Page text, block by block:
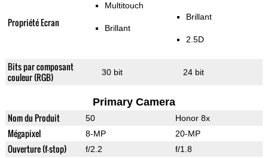
Propriété Ecran
Multitouch
Brillant
Brillant
2.5D
Bits par composant
couleur (RGB)
30 bit 24 bit
Primary Camera
Nom du Produit 50 Honor 8x
Mégapixel 8-MP 20-MP
Ouverture (f-stop) f/2.2 f/1.8